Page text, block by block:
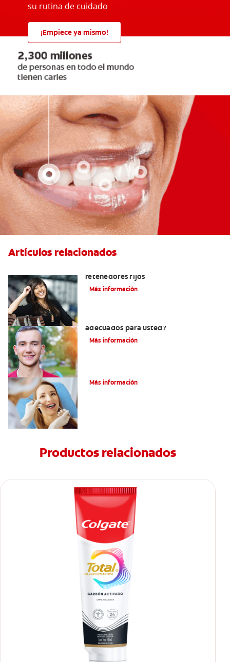
su rutina de cuidado
¡Empiece ya mismo!
Artículos relacionados
retenedores fijos
Más información
adecuados para usted?
Más información
Más información
Productos relacionados